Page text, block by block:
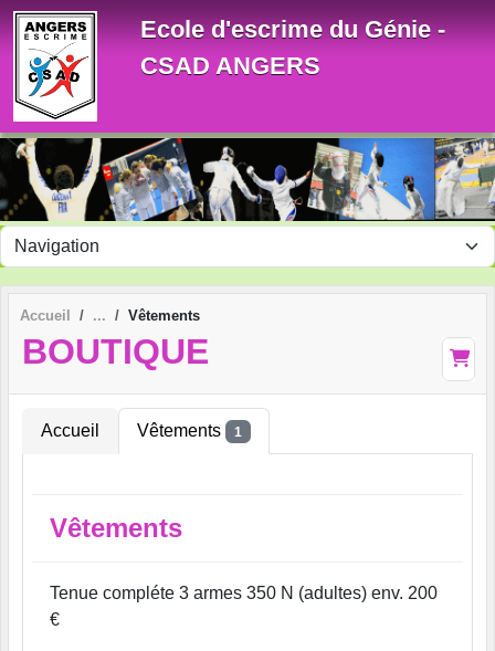
Ecole d'escrime du Génie -
CSAD ANGERS
Accueil Vêtements
BOUTIQUE
Accueil Vêtements 1
Vêtements
Tenue compléte 3 armes 350 N (adultes) env. 200
€
Panneau de gestion des cookies